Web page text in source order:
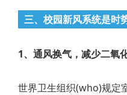
三、校园新风系统是时
1、通风换气，减少二氧
世界卫生组织(who)规定